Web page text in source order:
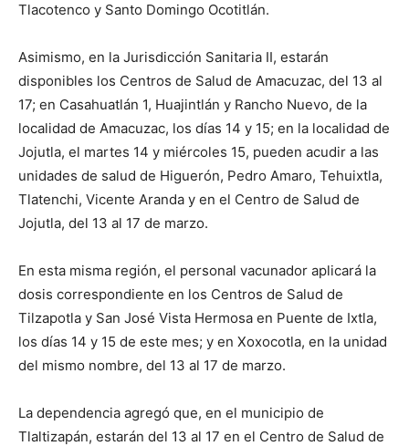
Tlacotenco y Santo Domingo Ocotitlán.
Asimismo, en la Jurisdicción Sanitaria II, estarán
disponibles los Centros de Salud de Amacuzac, del 13 al
17; en Casahuatlán 1, Huajintlán y Rancho Nuevo, de la
localidad de Amacuzac, los días 14 y 15; en la localidad de
Jojutla, el martes 14 y miércoles 15, pueden acudir a las
unidades de salud de Higuerón, Pedro Amaro, Tehuixtla,
Tlatenchi, Vicente Aranda y en el Centro de Salud de
Jojutla, del 13 al 17 de marzo.
En esta misma región, el personal vacunador aplicará la
dosis correspondiente en los Centros de Salud de
Tilzapotla y San José Vista Hermosa en Puente de Ixtla,
los días 14 y 15 de este mes; y en Xoxocotla, en la unidad
del mismo nombre, del 13 al 17 de marzo.
La dependencia agregó que, en el municipio de
Tlaltizapán, estarán del 13 al 17 en el Centro de Salud de